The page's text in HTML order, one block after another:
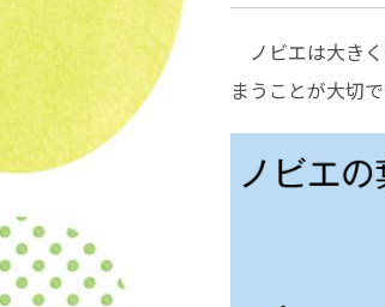
ノビエは大き
まうことが大切で